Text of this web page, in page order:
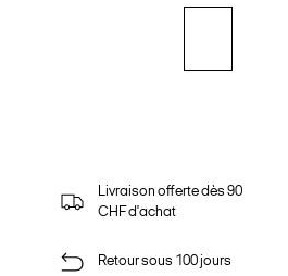
Livraison offerte dès 90
CHF d'achat
Retour sous 100 jours